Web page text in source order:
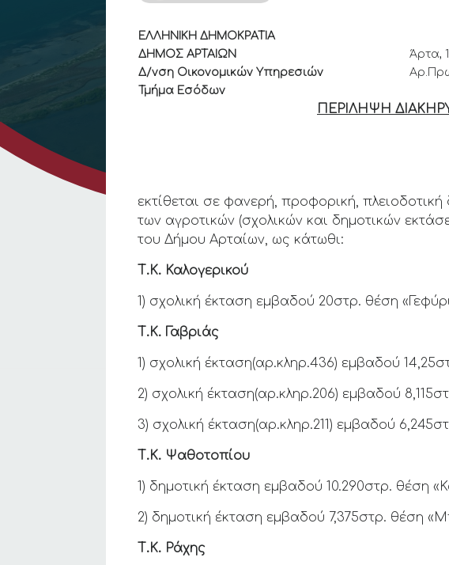
ΕΛΛΗΝΙΚΗ ΔΗΜΟΚΡΑΤΙΑ
ΔΗΜΟΣ ΑΡΤΑΙΩΝ
Άρτα,
Δ/νση Οικονομικών Υπηρεσιών
Τμήμα Εσόδων
ΠΕΡΙΛΗΨΗ
εκτίθεται σε φανερή, προφορική,
των αγροτικών (σχολικών και δημοτικών
του Δήμου Αρταίων, ως κάτωθι:
Τ.Κ. Καλογερικού
1) σχολική έκταση εμβαδού 20στρ. θέση
Τ.Κ. Γαβριάς
1) σχολική έκταση(αρ.κληρ.436) εμβαδού
2) σχολική έκταση(αρ.κληρ.206) εμβαδού
3) σχολική έκταση(αρ.κληρ.211) εμβαδού
Τ.Κ. Ψαθοτοπίου
1) δημοτική έκταση εμβαδού 10.290στρ. θέση
2) δημοτική έκταση εμβαδού 7,375στρ. θέση
Τ.Κ. Ράχης